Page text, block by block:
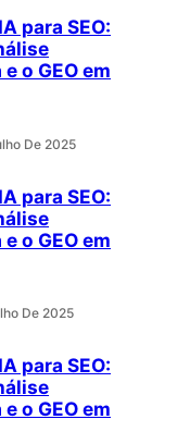
para SEO:
o GEO em
De 2025
para SEO:
o GEO em
De 2025
para SEO:
o GEO em